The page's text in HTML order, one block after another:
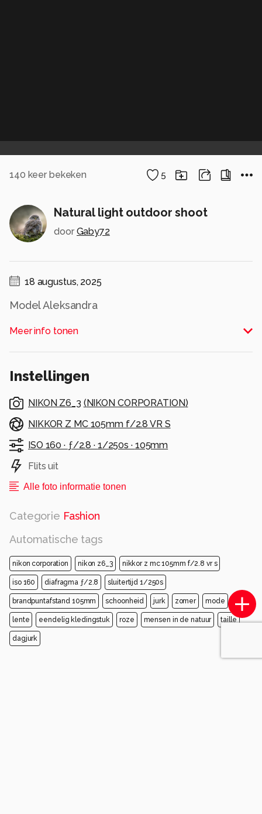
140 keer bekeken 5
Natural light outdoor shoot
door Gaby72
18 augustus, 2025
Model Aleksandra
Alle rechten voorbehouden
Meer info tonen
Instellingen
NIKON Z6_3 (NIKON CORPORATION)
NIKKOR Z MC 105mm f/2.8 VR S
ISO 160 · ƒ/2.8 · 1/250s · 105mm
Flits uit
Alle foto informatie tonen
Categorie Fashion
Automatische tags
nikon corporation nikon z6_3 nikkor z mc 105mm f/2.8 vr s
iso 160 diafragma ƒ/2.8 sluitertijd 1/250s
brandpuntafstand 105mm schoonheid jurk zomer mode
lente eendelig kledingstuk roze mensen in de natuur taille
dagjurk